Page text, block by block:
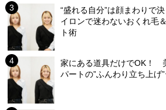
“盛れる自分”は顔まわりで
イロンで迷わないおくれ毛
ト術
家にある道具だけでOK！
パートの”ふんわり立ち上げ